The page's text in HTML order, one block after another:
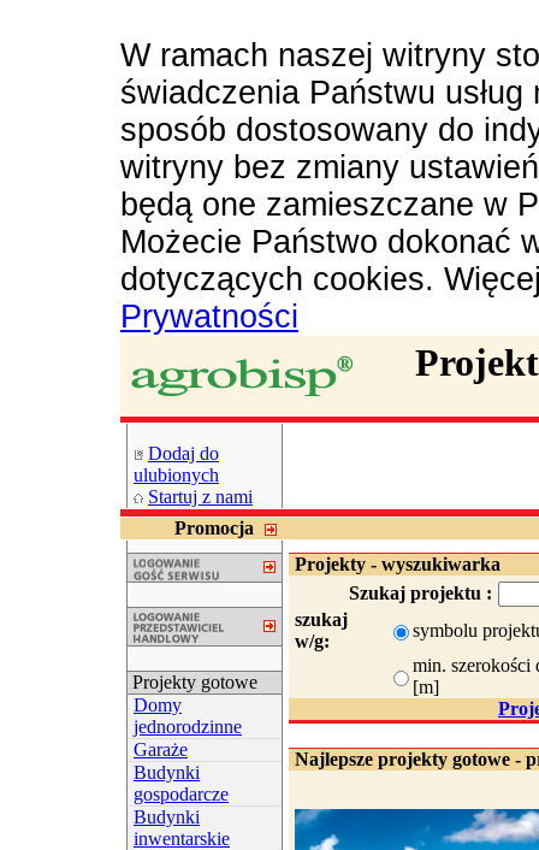
W ramach naszej witryny
świadczenia Państwu
sposób dostosowany do
witryny bez zmiany
będą one zamieszczane w
Możecie Państwo dokonać
dotyczących cookies.
Prywatności
Dodaj do
ulubionych
Startuj z nami
Promocja
Projekty gotowe
Domy
jednorodzinne
Garaże
Budynki
gospodarcze
Budynki
inwentarskie
Projekty - wyszukiwarka
Szukaj projektu :
szukaj
w/g:
symbolu
min. szerokości
[m]
Najlepsze projekty gotowe -